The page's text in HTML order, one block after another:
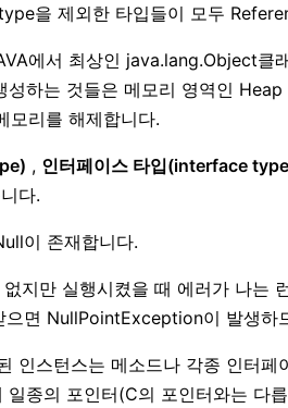
을 제외한 타입들이 모두
에서 최상인 java.lang.Object클
성하는 것들은 메모리 영역인
리를 해제합니다.
, 인터페이스 타입(interface
다.
이 존재합니다.
지만 실행시켰을 때 에러가 나는
으면 NullPointException이 발생하
인스턴스는 메소드나 각종 인터
일종의 포인터(C의 포인터와는 다